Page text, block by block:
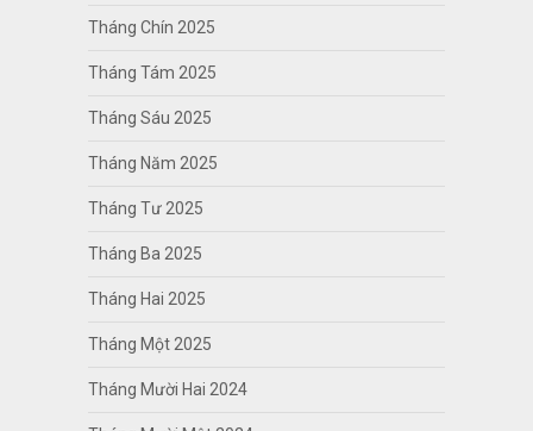
Tháng Chín 2025
Tháng Tám 2025
Tháng Sáu 2025
Tháng Năm 2025
Tháng Tư 2025
Tháng Ba 2025
Tháng Hai 2025
Tháng Một 2025
Tháng Mười Hai 2024